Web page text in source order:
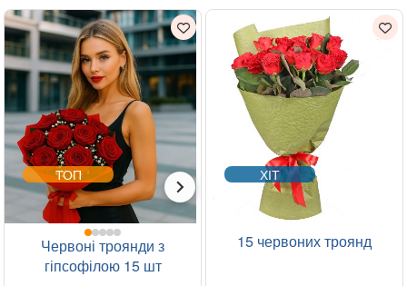
ТОП
Червоні троянди з
гіпсофілою 15 шт
ХІТ
15 червоних троянд